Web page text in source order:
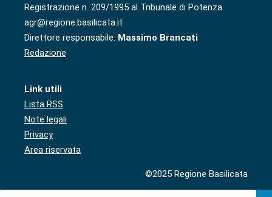
Registrazione n. 209/1995 al Tribunale di Potenza
agr@regione.basilicata.it
Direttore responsabile: Massimo Brancati
Redazione
Link utili
Lista RSS
Note legali
Privacy
Area riservata
©2025 Regione Basilicata